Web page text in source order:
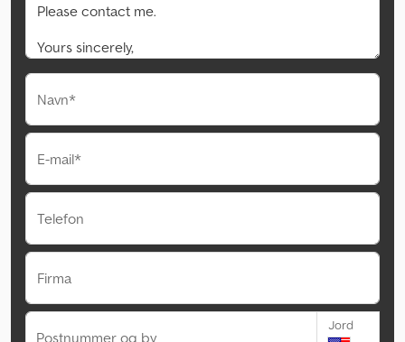
Navn*
E-mail*
Telefon
Firma
Postnummer og by
Jord